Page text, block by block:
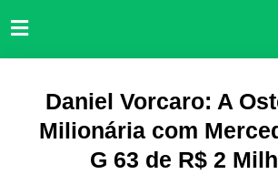
para
Daniel Vorcaro: A
Milionária com
G 63 de R$ 2